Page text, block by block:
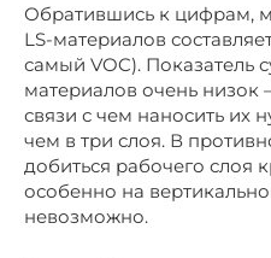
Обратившись к цифрам,
LS-материалов
самый VOC). Показатель
материалов очень низок
связи с чем наносить их
чем в три слоя. В
добиться рабочего слоя
особенно на
невозможно.